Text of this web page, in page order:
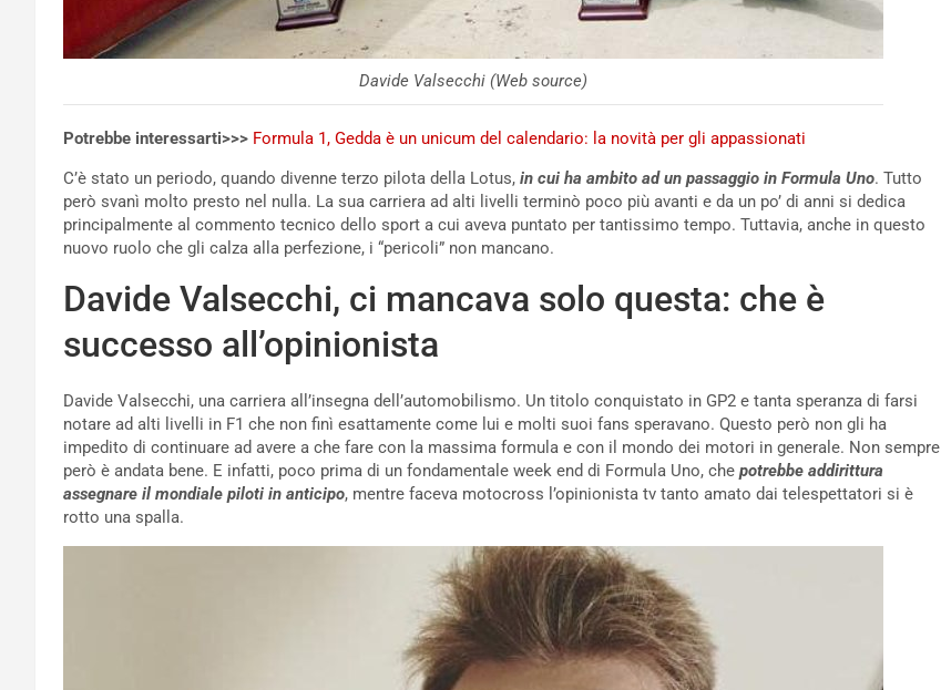
Davide Valsecchi (Web source)
Potrebbe interessarti>>> Formula 1, Gedda è un unicum del calendario: la novità per gli appassionati
C’è stato un periodo, quando divenne terzo pilota della Lotus, in cui ha ambito ad un passaggio in Formula Uno. Tutto
però svanì molto presto nel nulla. La sua carriera ad alti livelli terminò poco più avanti e da un po’ di anni si dedica
principalmente al commento tecnico dello sport a cui aveva puntato per tantissimo tempo. Tuttavia, anche in questo
nuovo ruolo che gli calza alla perfezione, i “pericoli” non mancano.
Davide Valsecchi, ci mancava solo questa: che è
successo all’opinionista
Davide Valsecchi, una carriera all’insegna dell’automobilismo. Un titolo conquistato in GP2 e tanta speranza di farsi
notare ad alti livelli in F1 che non finì esattamente come lui e molti suoi fans speravano. Questo però non gli ha
impedito di continuare ad avere a che fare con la massima formula e con il mondo dei motori in generale. Non sempre
però è andata bene. E infatti, poco prima di un fondamentale week end di Formula Uno, che potrebbe addirittura
assegnare il mondiale piloti in anticipo, mentre faceva motocross l’opinionista tv tanto amato dai telespettatori si è
rotto una spalla.